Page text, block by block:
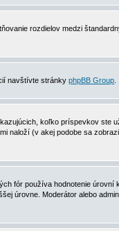
rozdielov medzi
navštívte stránky phpBB Group
koľko príspevkov ste
naloží (v akej podobe sa
fór používa hodnotenie
úrovne. Moderátor alebo